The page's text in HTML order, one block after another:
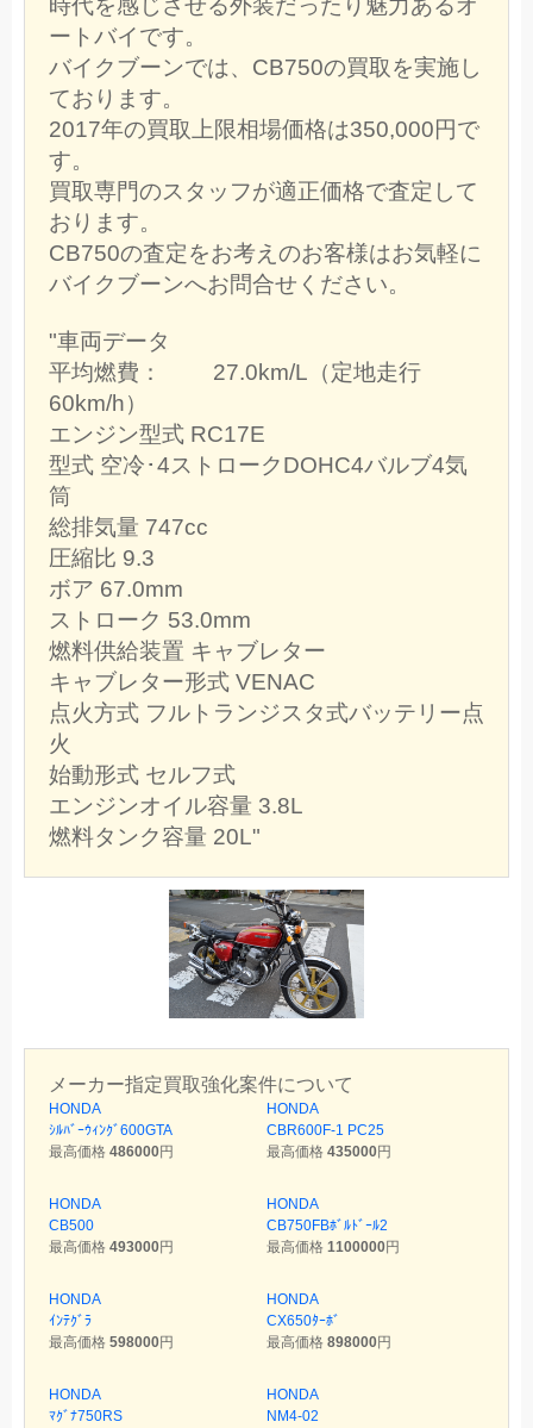
時代を感じさせる外装だったり魅力あるオ
ートバイです。
バイクブーンでは、CB750の買取を実施し
ております。
2017年の買取上限相場価格は350,000円で
す。
買取専門のスタッフが適正価格で査定して
おります。
CB750の査定をお考えのお客様はお気軽に
バイクブーンへお問合せください。
"車両データ
平均燃費： 27.0km/L（定地走行
60km/h）
エンジン型式 RC17E
型式 空冷･4ストロークDOHC4バルブ4気
筒
総排気量 747cc
圧縮比 9.3
ボア 67.0mm
ストローク 53.0mm
燃料供給装置 キャブレター
キャブレター形式 VENAC
点火方式 フルトランジスタ式バッテリー点
火
始動形式 セルフ式
エンジンオイル容量 3.8L
燃料タンク容量 20L"
メーカー指定買取強化案件について
HONDA
ｼﾙﾊﾞｰｳｨﾝｸﾞ600GTA
最高価格 486000円
HONDA
CBR600F-1 PC25
最高価格 435000円
HONDA
CB500
最高価格 493000円
HONDA
CB750FBﾎﾞﾙﾄﾞｰﾙ2
最高価格 1100000円
HONDA
ｲﾝﾃｸﾞﾗ
最高価格 598000円
HONDA
CX650ﾀｰﾎﾞ
最高価格 898000円
HONDA
ﾏｸﾞﾅ750RS
HONDA
NM4-02